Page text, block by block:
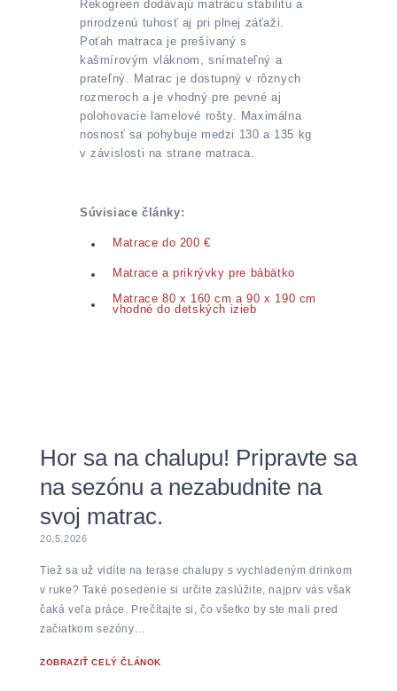
Rekogreen dodávajú matracu stabilitu a
prirodzenú tuhosť aj pri plnej záťaži.
Poťah matraca je prešívaný s
kašmírovým vláknom, snímateľný a
prateľný. Matrac je dostupný v rôznych
rozmeroch a je vhodný pre pevné aj
polohovacie lamelové rošty. Maximálna
nosnosť sa pohybuje medzi 130 a 135 kg
v závislosti na strane matraca.
Súvisiace články:
Matrace do 200 €
Matrace a prikrývky pre bábätko
Matrace 80 x 160 cm a 90 x 190 cm
vhodné do detských izieb
Hor sa na chalupu! Pripravte sa
na sezónu a nezabudnite na
svoj matrac.
20.5.2026
Tiež sa už vidíte na terase chalupy s vychladeným drinkom
v ruke? Také posedenie si určite zaslúžite, najprv vás však
čaká veľa práce. Prečítajte si, čo všetko by ste mali pred
začiatkom sezóny…
ZOBRAZIŤ CELÝ ČLÁNOK